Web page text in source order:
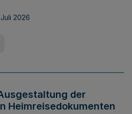
2026
der
Heimreisedokumenten